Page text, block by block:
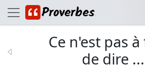
Ce n'est pas
de dire ...